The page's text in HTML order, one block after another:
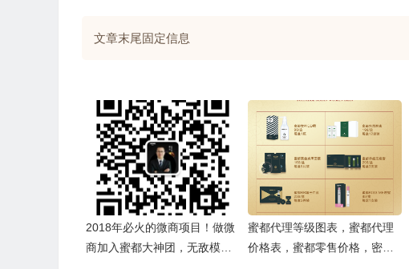
文章末尾固定信息
2018年必火的微商项目！做微
商加入蜜都大神团，无敌模式
蜜都代理等级图表，蜜都代理
价格表，蜜都零售价格，密都